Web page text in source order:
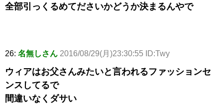
全部引っくるめてださいかどうか決まるんやで
26: 名無しさん 2016/08/29(月)23:30:55 ID:Twy
ウィアはお父さんみたいと言われるファッションセ
ンスしてるで
間違いなくダサい